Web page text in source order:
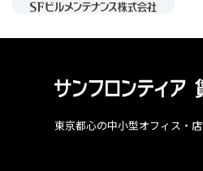
東京都心の中小型オフィス・